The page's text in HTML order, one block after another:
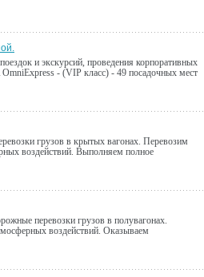
и экскурсий, проведения корпоративных
- (VIP класс) - 49 посадочных мест
грузов в крытых вагонах. Перевозим
воздействий. Выполняем полное
перевозки грузов в полувагонах.
воздействий. Оказываем